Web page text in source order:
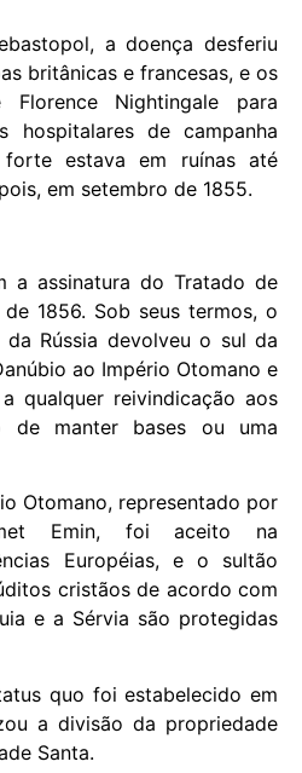
a doença desferiu
britânicas e francesas, e os
Nightingale para
hospitalares de campanha
estava em ruínas até
em setembro de 1855.
a assinatura do Tratado de
1856. Sob seus termos, o
Rússia devolveu o sul da
ao Império Otomano e
qualquer reivindicação aos
de manter bases ou uma
Otomano, representado por
Emin, foi aceito na
Européias, e o sultão
cristãos de acordo com
e a Sérvia são protegidas
quo foi estabelecido em
a divisão da propriedade
Santa.